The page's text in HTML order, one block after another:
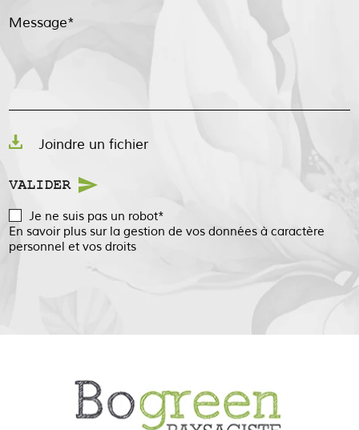
Message*
Joindre un fichier
VALIDER
Je ne suis pas un robot*
En savoir plus sur la gestion de vos données à caractère
personnel et vos droits